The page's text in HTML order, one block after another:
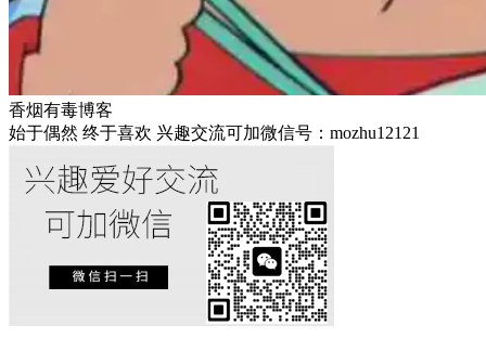
香烟有毒博客
始于偶然 终于喜欢 兴趣交流可加微信号：mozhu12121